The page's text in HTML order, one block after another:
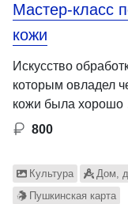
Мастер-класс
кожи
Искусство
которым овладел
кожи была
800
Культура Дом,
Пушкинская карта